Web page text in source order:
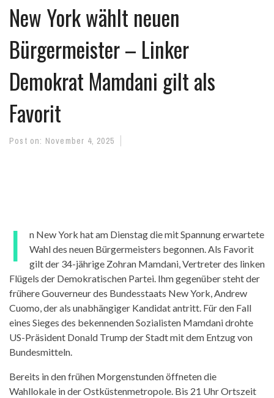
New York wählt neuen
Bürgermeister – Linker
Demokrat Mamdani gilt als
Favorit
Post on: November 4, 2025
I
n New York hat am Dienstag die mit Spannung erwartete
Wahl des neuen Bürgermeisters begonnen. Als Favorit
gilt der 34-jährige Zohran Mamdani, Vertreter des linken
Flügels der Demokratischen Partei. Ihm gegenüber steht der
frühere Gouverneur des Bundesstaats New York, Andrew
Cuomo, der als unabhängiger Kandidat antritt. Für den Fall
eines Sieges des bekennenden Sozialisten Mamdani drohte
US-Präsident Donald Trump der Stadt mit dem Entzug von
Bundesmitteln.
Bereits in den frühen Morgenstunden öffneten die
Wahllokale in der Ostküstenmetropole. Bis 21 Uhr Ortszeit